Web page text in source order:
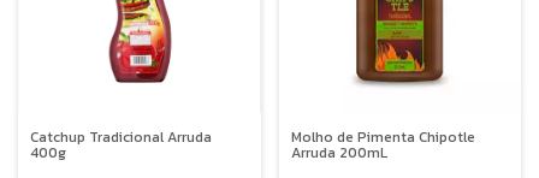
Catchup Tradicional Arruda
400g
Molho de Pimenta Chipotle
Arruda 200mL